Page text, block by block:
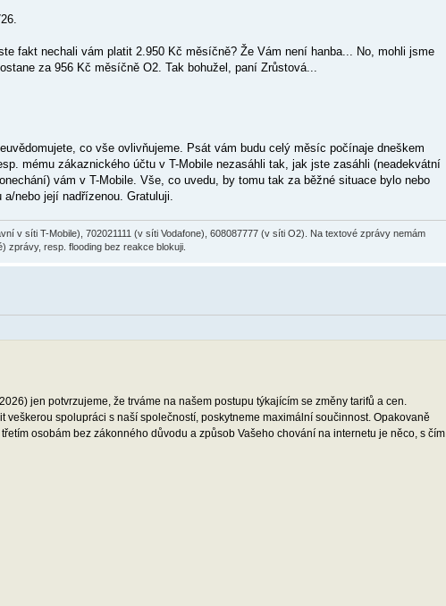
fakt nechali vám platit 2.950 Kč měsíčně? Že Vám není hanba... No, mohli jsme
za 956 Kč měsíčně O2. Tak bohužel, paní Zrůstová...
co vše ovlivňujeme. Psát vám budu celý měsíc počínaje dneškem
mému zákaznického účtu v T-Mobile nezasáhli tak, jak jste zasáhli (neadekvátní
vám v T-Mobile. Vše, co uvedu, by tomu tak za běžné situace bylo nebo
nebo její nadřízenou. Gratuluji.
v síti T-Mobile), 702021111 (v síti Vodafone), 608087777 (v síti O2). Na textové zprávy nemám
zprávy, resp. flooding bez reakce blokuji.
jen potvrzujeme, že trváme na našem postupu týkajícím se změny tarifů a cen.
spolupráci s naší společností, poskytneme maximální součinnost. Opakovaně
osobám bez zákonného důvodu a způsob Vašeho chování na internetu je něco, s čím